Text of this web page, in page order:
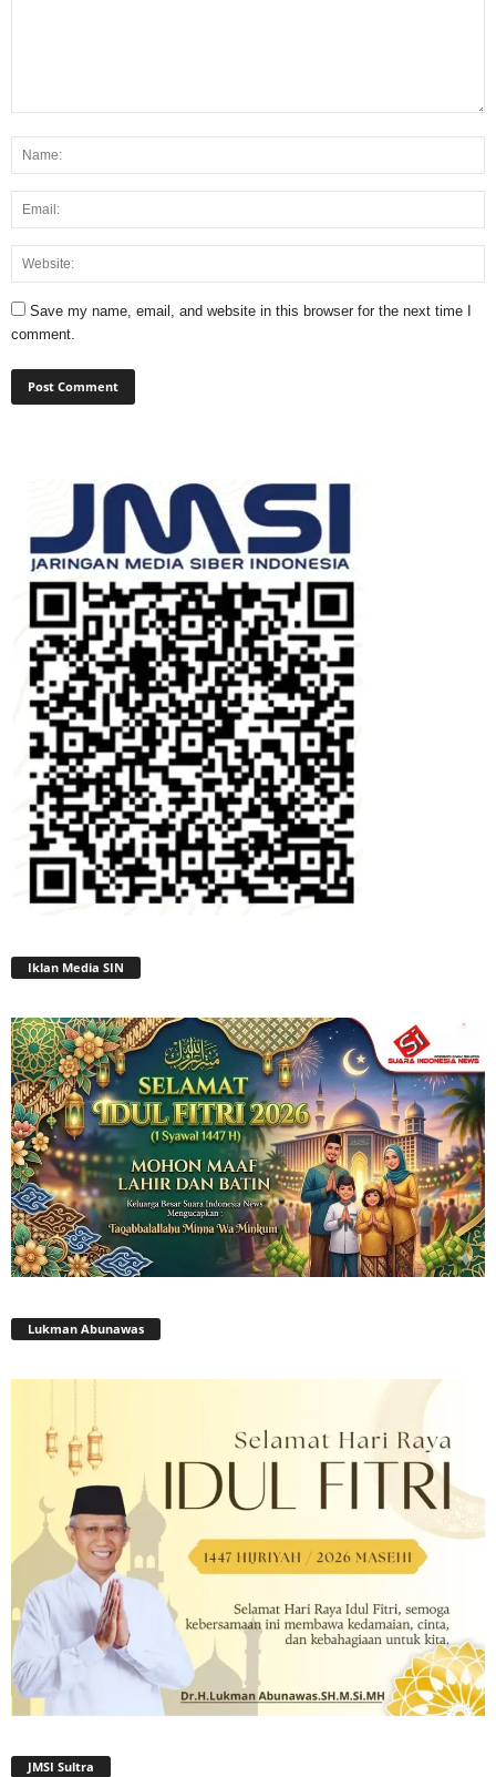
Save my name, email, and website in this browser for the next time I
comment.
Iklan Media SIN
Lukman Abunawas
JMSI Sultra